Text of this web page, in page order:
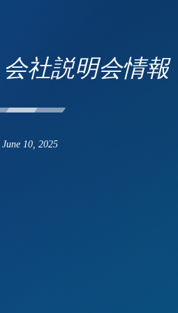
社説明会情
June 10, 2025